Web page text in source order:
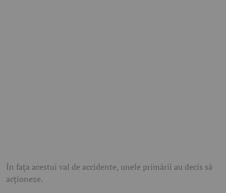
În fața acestui val de accidente, unele primării au decis să
acționeze.